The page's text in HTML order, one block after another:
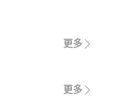
更多
更多